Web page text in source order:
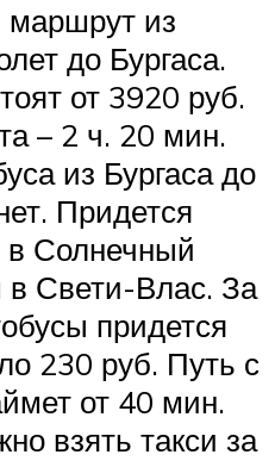
из
до Бургаса.
от 3920 руб.
– 2 ч. 20 мин.
из Бургаса до
Придется
в Солнечный
в Свети-Влас. За
придется
230 руб. Путь с
от 40 мин.
взять такси за